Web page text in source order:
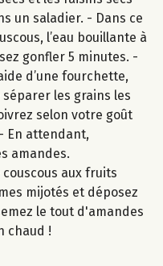
un saladier. - Dans ce
l’eau bouillante à
gonfler 5 minutes. -
d’une fourchette,
les grains les
selon votre goût
En attendant,
amandes.
couscous aux fruits
mijotés et déposez
le tout d'amandes
chaud !